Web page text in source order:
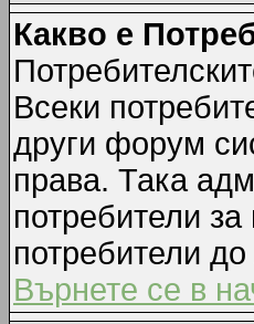
Какво е
Всеки
други форум
права. Така
потребители
потребители
Върнете се в